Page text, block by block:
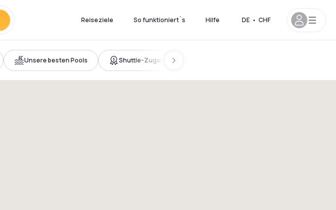
Reiseziele So funktioniert´s Hilfe DE • CHF
Unsere besten Pools Shuttle-Zugang